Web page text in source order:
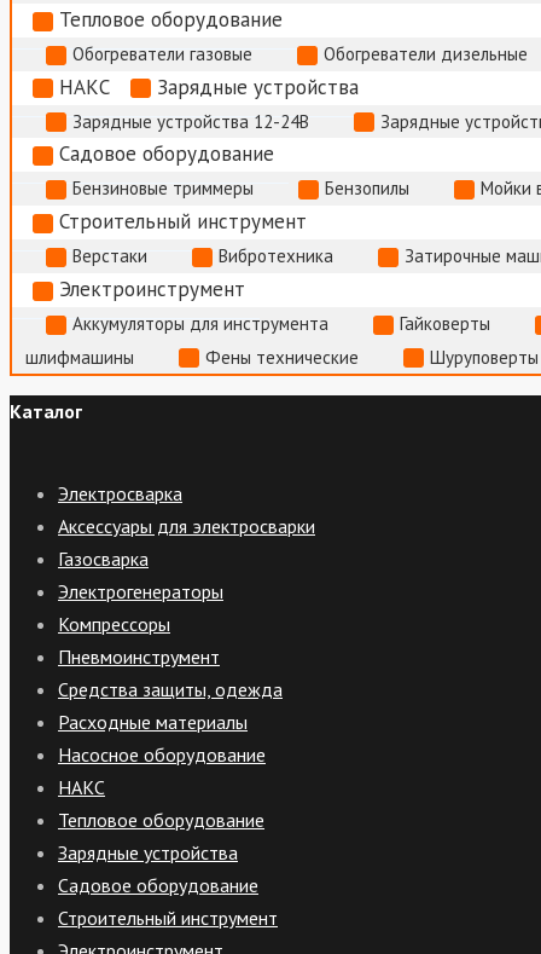
Тепловое оборудование
Обогреватели газовые Обогреватели дизельные
НАКС Зарядные устройства
Зарядные устройства 12-24В Зарядные
Садовое оборудование
Бензиновые триммеры Бензопилы Мойки
Строительный инструмент
Верстаки Вибротехника Затирочные
Электроинструмент
Аккумуляторы для инструмента
Гайковерты
шлифмашины
Фены технические
Каталог
Электросварка
Аксессуары для электросварки
Газосварка
Электрогенераторы
Компрессоры
Пневмоинструмент
Средства защиты, одежда
Расходные материалы
Насосное оборудование
НАКС
Тепловое оборудование
Зарядные устройства
Садовое оборудование
Строительный инструмент